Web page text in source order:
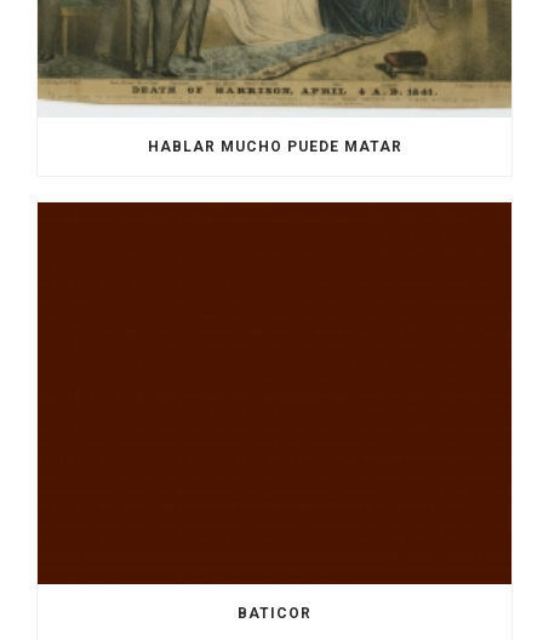
HABLAR MUCHO PUEDE MATAR
BATICOR